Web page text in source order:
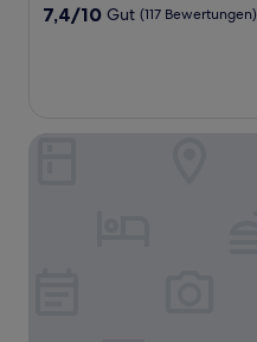
7.4
7,4/10 Gut (117 Bewertungen)